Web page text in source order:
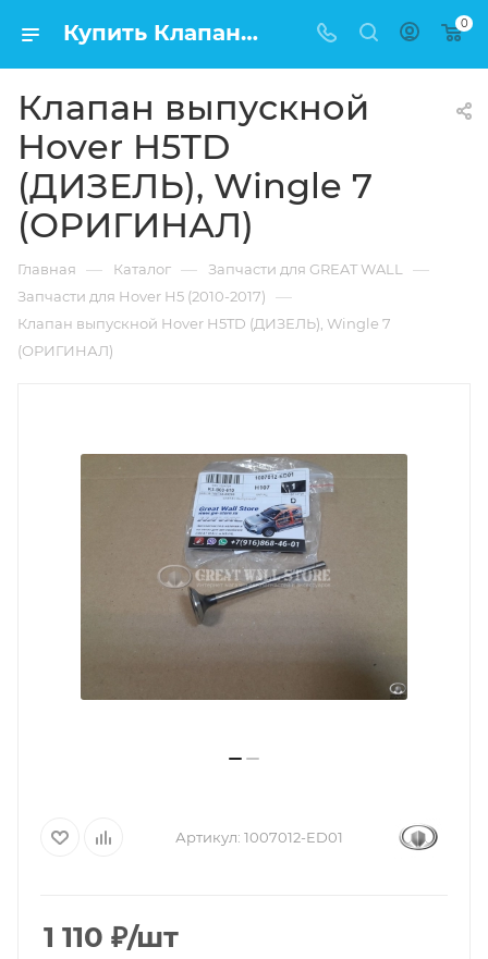
Купить Клапан выпускной Hover H5TD (ДИЗЕЛЬ), Wingle 7 (ОРИГИНАЛ) в Москве по низкой цене 0
Клапан выпускной
Hover H5TD
(ДИЗЕЛЬ), Wingle 7
(ОРИГИНАЛ)
Главная — Каталог — Запчасти для GREAT WALL —
Запчасти для Hover H5 (2010-2017) —
Клапан выпускной Hover H5TD (ДИЗЕЛЬ), Wingle 7
(ОРИГИНАЛ)
Артикул: 1007012-ED01
1 110 ₽/шт